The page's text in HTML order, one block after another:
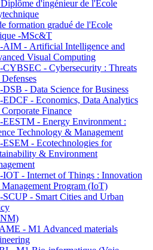
d'ingénieur de l'Ecole
formation gradué de l'Ecole
-MSc&T
AIM - Artificial Intelligence and
Visual Computing
- Cybersecurity : Threats
- Data Science for Business
- Economics, Data Analytics
Corporate Finance
EESTM - Energy Environment :
Technology & Management
- Ecotechnologies for
& Environment
IOT - Internet of Things : Innovation
Management Program (IoT)
- Smart Cities and Urban
- M1 Advanced materials